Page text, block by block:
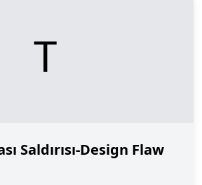
T
Saldırısı-Design Flaw